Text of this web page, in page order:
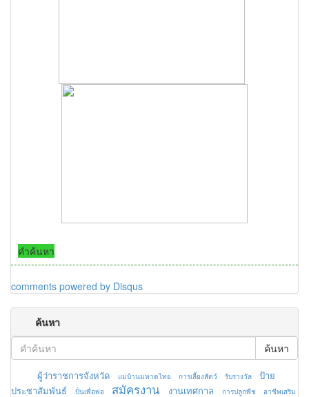
คำค้นหา
comments powered by Disqus
ค้นหา
ค้นหา
ผู้ว่าราชการจังหวัด แม่บ้านมหาดไทย การเลี้ยงสัตว์ รับรางวัล
ป้าย
ประชาสัมพันธ์
ปั่นเพื่อพ่อ สมัครงาน งานเทศกาล การปลูกพืช อาชีพเสริม